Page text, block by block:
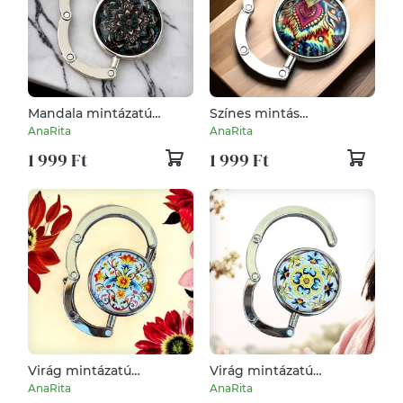
Mandala mintázatú
Üveglencsés Táska
5596686
AnaRita
1 999 Ft
Színes mintás
Üveglencsés Táska
AnaRita
1 999 Ft
Virág mintázatú
Üveglencsés Táska
AnaRita
Virág mintázatú
Üveglencsés Táska
AnaRita